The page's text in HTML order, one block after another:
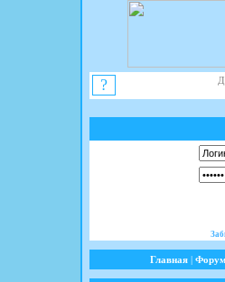
?
Главная |